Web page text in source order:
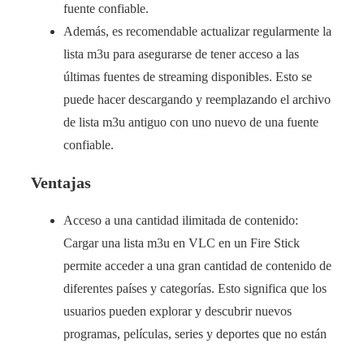
fuente confiable.
Además, es recomendable actualizar regularmente la
lista m3u para asegurarse de tener acceso a las
últimas fuentes de streaming disponibles. Esto se
puede hacer descargando y reemplazando el archivo
de lista m3u antiguo con uno nuevo de una fuente
confiable.
Ventajas
Acceso a una cantidad ilimitada de contenido:
Cargar una lista m3u en VLC en un Fire Stick
permite acceder a una gran cantidad de contenido de
diferentes países y categorías. Esto significa que los
usuarios pueden explorar y descubrir nuevos
programas, películas, series y deportes que no están